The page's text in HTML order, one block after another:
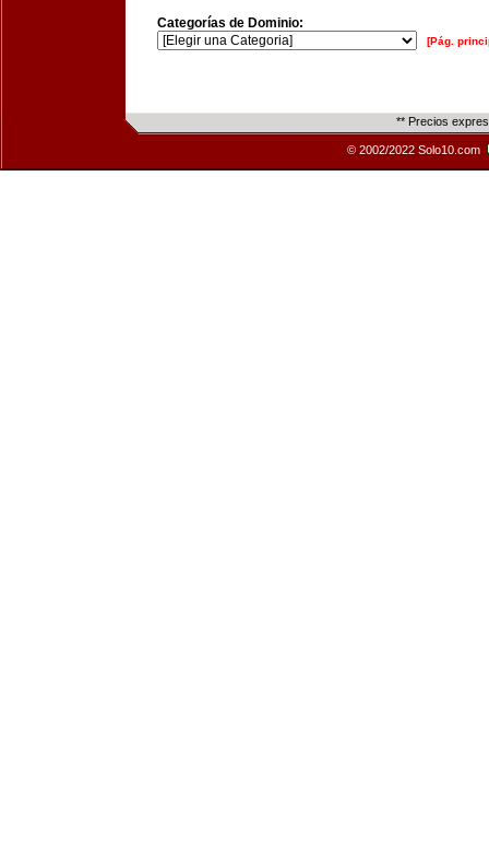
Categorías de Dominio:
[Pág.
** Precios
© 2002/2022 Solo10.com